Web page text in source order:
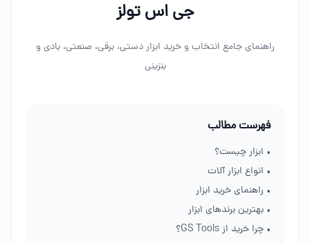
جی اس تولز
راهنمای جامع انتخاب و خرید ابزار دستی، برقی، صنعتی، بادی و
بنزینی
فهرست مطالب
• ابزار چیست؟
• انواع ابزار آلات
• راهنمای خرید ابزار
• بهترین برندهای ابزار
• چرا خرید از GS Tools؟